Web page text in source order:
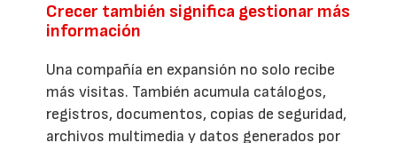
Crecer también significa gestionar más
información
Una compañía en expansión no solo recibe
más visitas. También acumula catálogos,
registros, documentos, copias de seguridad,
archivos multimedia y datos generados por